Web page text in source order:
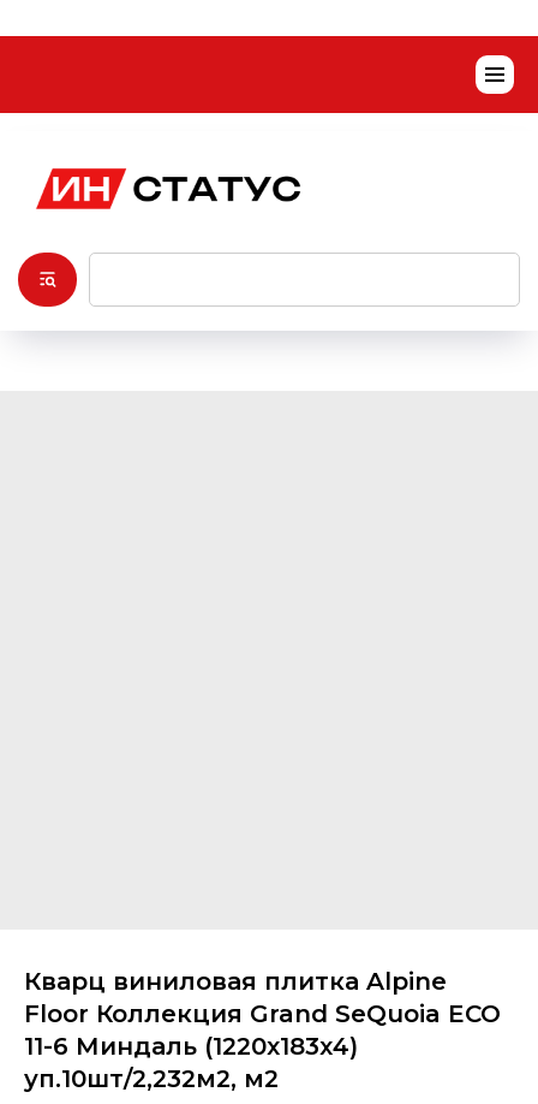
Кварц виниловая плитка Alpine
Floor Коллекция Grand SeQuoia ECO
11-6 Миндаль (1220х183х4)
уп.10шт/2,232м2, м2